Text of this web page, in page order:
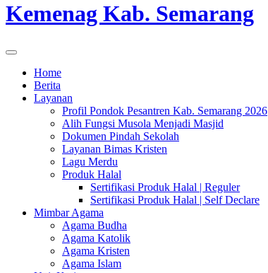
Kemenag Kab. Semarang
Home
Berita
Layanan
Profil Pondok Pesantren Kab. Semarang 2026
Alih Fungsi Musola Menjadi Masjid
Dokumen Pindah Sekolah
Layanan Bimas Kristen
Lagu Merdu
Produk Halal
Sertifikasi Produk Halal | Reguler
Sertifikasi Produk Halal | Self Declare
Mimbar Agama
Agama Budha
Agama Katolik
Agama Kristen
Agama Islam